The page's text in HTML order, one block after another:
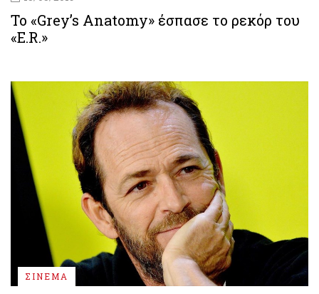
Το «Grey’s Anatomy» έσπασε το ρεκόρ του
«E.R.»
ΣΙΝΕΜΑ